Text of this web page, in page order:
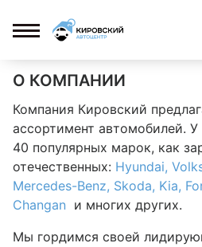
О КОМПАНИИ
Компания Кировский
ассортимент автомобилей.
40 популярных марок, как
отечественных: Hyundai,
Mercedes-Benz, Skoda, Kia,
Changan и многих других.
Мы гордимся своей